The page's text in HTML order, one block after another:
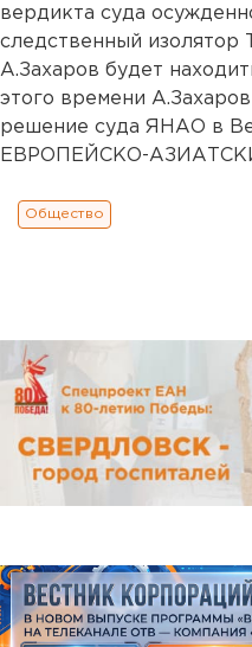
вердикта суда
следственный изолятор
А.Захаров будет
этого времени
решение суда ЯНАО в
ЕВРОПЕЙСКО-
Общество